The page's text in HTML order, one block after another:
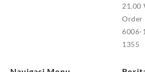
21.00
Order
6006-
1355